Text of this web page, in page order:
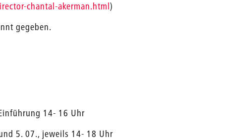
chantal-akerman.html)
gegeben.
14- 16 Uhr
5. 07., jeweils 14- 18 Uhr